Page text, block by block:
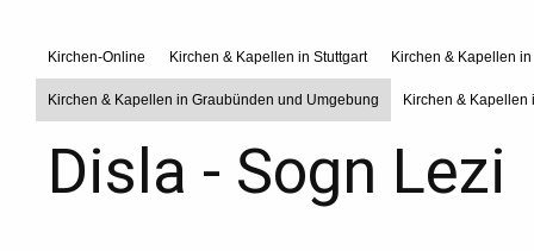
Kirchen-Online Kirchen & Kapellen in Stuttgart Kirchen & Kapellen
Kirchen & Kapellen in Graubünden und Umgebung Kirchen & Kapellen
Disla - Sogn Lezi